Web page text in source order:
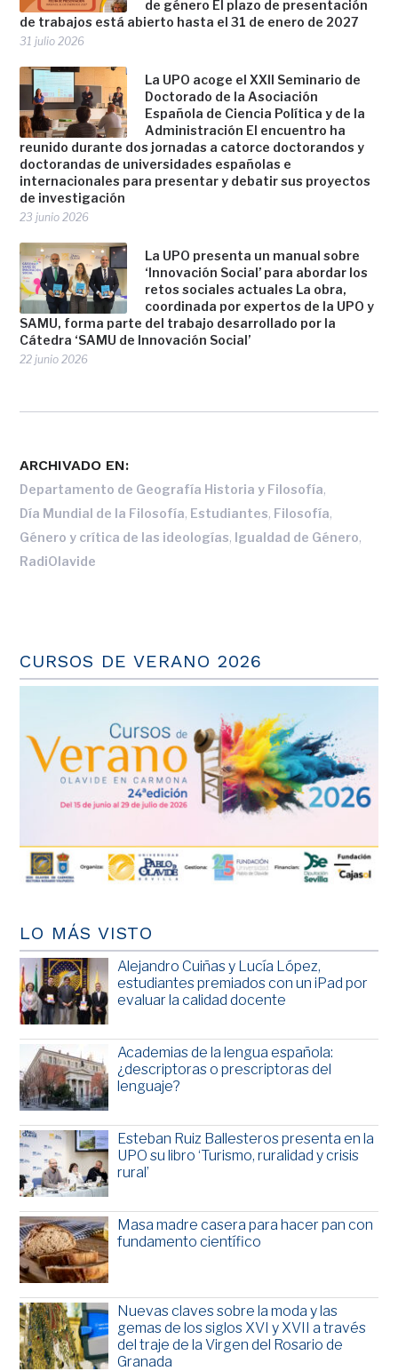
de género El plazo de presentación
de trabajos está abierto hasta el 31 de enero de 2027
31 julio 2026
La UPO acoge el XXII Seminario de
Doctorado de la Asociación
Española de Ciencia Política y de la
Administración El encuentro ha
reunido durante dos jornadas a catorce doctorandos y
doctorandas de universidades españolas e
internacionales para presentar y debatir sus proyectos
de investigación
23 junio 2026
La UPO presenta un manual sobre
‘Innovación Social’ para abordar los
retos sociales actuales La obra,
coordinada por expertos de la UPO y
SAMU, forma parte del trabajo desarrollado por la
Cátedra ‘SAMU de Innovación Social’
22 junio 2026
ARCHIVADO EN:
Departamento de Geografía Historia y Filosofía,
Día Mundial de la Filosofía, Estudiantes, Filosofía,
Género y crítica de las ideologías, Igualdad de Género,
RadiOlavide
CURSOS DE VERANO 2026
LO MÁS VISTO
Alejandro Cuiñas y Lucía López,
estudiantes premiados con un iPad por
evaluar la calidad docente
Academias de la lengua española:
¿descriptoras o prescriptoras del
lenguaje?
Esteban Ruiz Ballesteros presenta en la
UPO su libro ‘Turismo, ruralidad y crisis
rural’
Masa madre casera para hacer pan con
fundamento científico
Nuevas claves sobre la moda y las
gemas de los siglos XVI y XVII a través
del traje de la Virgen del Rosario de
Granada